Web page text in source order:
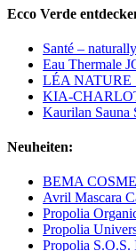
Ecco Verde
Santé –
Eau Thermale
LÉA NATURE
KIA-
Kaurilan Sauna
Neuheiten:
BEMA
Avril Mascara
Propolia
Propolia
Propolia